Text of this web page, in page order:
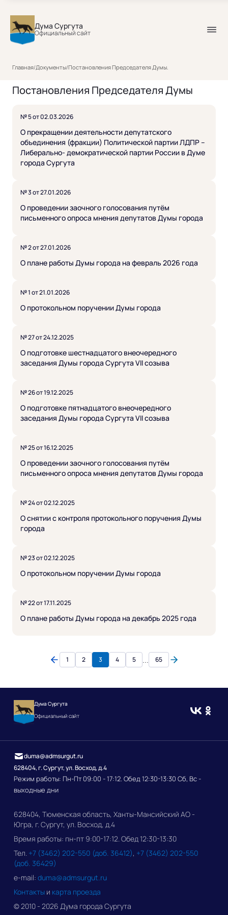
Дума Сургута
Официальный сайт
Главная/Документы/Постановления Председателя Думы.
Постановления Председателя Думы
№ 5 от 02.03.2026
О прекращении деятельности депутатского
объединения (фракции) Политической партии ЛДПР –
Либерально- демократической партии России в Думе
города Сургута
№ 3 от 27.01.2026
О проведении заочного голосования путём
письменного опроса мнения депутатов Думы города
№ 2 от 27.01.2026
О плане работы Думы города на февраль 2026 года
№ 1 от 21.01.2026
О протокольном поручении Думы города
№ 27 от 24.12.2025
О подготовке шестнадцатого внеочередного
заседания Думы города Сургута VII созыва
№ 26 от 19.12.2025
О подготовке пятнадцатого внеочередного
заседания Думы города Сургута VII созыва
№ 25 от 16.12.2025
О проведении заочного голосования путём
письменного опроса мнения депутатов Думы города
№ 24 от 02.12.2025
О снятии с контроля протокольного поручения Думы
города
№ 23 от 02.12.2025
О протокольном поручении Думы города
№ 22 от 17.11.2025
О плане работы Думы города на декабрь 2025 года
1 2 3 4 5 ... 65
Дума Сургута
Официальный сайт
628404, г. Сургут, ул. Восход, д.4
Режим работы: Пн-Пт 09:00 - 17:12. Обед 12:30-13:30 Сб, Вс -
выходные дни
duma@admsurgut.ru
628404, Тюменская область, Ханты-Мансийский АО -
Югра, г. Сургут, ул. Восход, д.4
Время работы: пн-пт 9:00-17:12. Обед 12:30-13:30
Тел. +7 (3462) 202-550 (доб. 36412), +7 (3462) 202-550
(доб. 36429)
e-mail: duma@admsurgut.ru
Контакты и карта проезда
© 2010 - 2026 Дума города Сургута